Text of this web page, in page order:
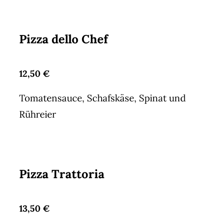
Pizza dello Chef
12,50 €
Tomatensauce, Schafskäse, Spinat und
Rühreier
Pizza Trattoria
13,50 €